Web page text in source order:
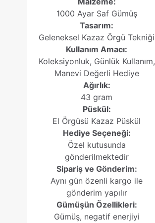
tarayıcıya kaydedilsin.
1000 Ayar Saf Gümüş
Tasarım:
Geleneksel Kazaz Örgü Tekniği
Kullanım Amacı:
Koleksiyonluk, Günlük Kullanım,
Manevi Değerli Hediye
Ağırlık:
43 gram
Püskül:
El Örgüsü Kazaz Püskül
Hediye Seçeneği:
Özel kutusunda
gönderilmektedir
Sipariş ve Gönderim:
Aynı gün özenli kargo ile
gönderim yapılır
Gümüşün Özellikleri:
Gümüş, negatif enerjiyi